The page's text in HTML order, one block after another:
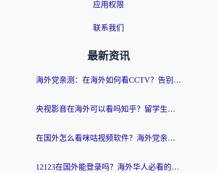
应用权限
联系我们
最新资讯
海外党亲测：在海外如何看CCTV？告别“仅限大陆播放”的实用指南
央视影音在海外可以看吗知乎？留学生亲测：3步解决地域限制+追剧自由
在国外怎么看咪咕视频软件？海外党亲测有效的回国加速方案
12123在国外能登录吗？海外华人必看的回国加速实用指南